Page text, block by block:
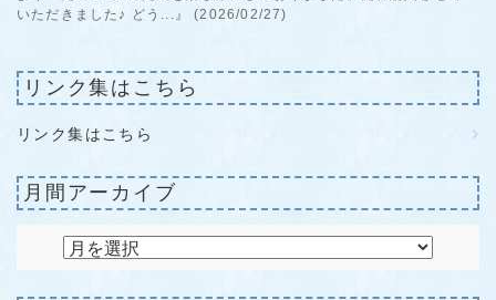
いただきました♪ どう...』 (2026/02/27)
リンク集はこちら
リンク集はこちら
月間アーカイブ